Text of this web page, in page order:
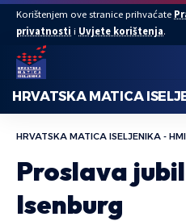
Korištenjem ove stranice prihvaćate
privatnosti i Uvjete korištenja.
HRVATSKA MATICA
HRVATSKA MATICA ISELJENIKA - HMI
Proslava
Isenburg